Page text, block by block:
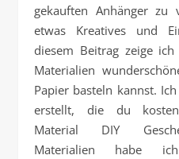
gekauften Anhänger zu
etwas Kreatives und
diesem Beitrag zeige
Materialien
Papier basteln kannst.
erstellt, die du
Material DIY
Materialien habe